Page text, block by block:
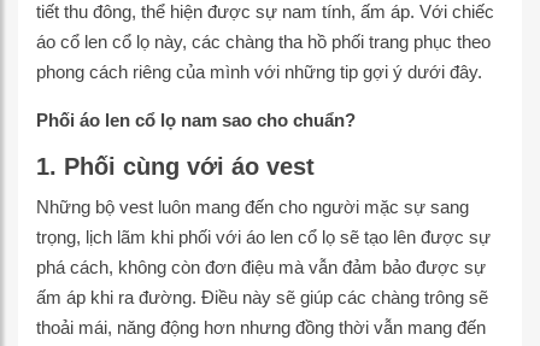
tiết thu đông, thể hiện được sự nam tính, ấm áp. Với chiếc
áo cổ len cổ lọ này, các chàng tha hồ phối trang phục theo
phong cách riêng của mình với những tip gợi ý dưới đây.
Phối áo len cổ lọ nam sao cho chuẩn?
1. Phối cùng với áo vest
Những bộ vest luôn mang đến cho người mặc sự sang
trọng, lịch lãm khi phối với áo len cổ lọ sẽ tạo lên được sự
phá cách, không còn đơn điệu mà vẫn đảm bảo được sự
ấm áp khi ra đường. Điều này sẽ giúp các chàng trông sẽ
thoải mái, năng động hơn nhưng đồng thời vẫn mang đến